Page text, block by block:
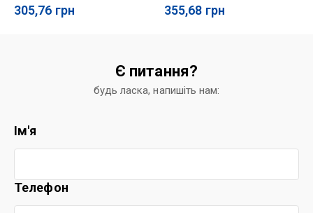
305,76 грн 355,68 грн
Є питання?
будь ласка, напишіть нам:
Ім'я
Телефон